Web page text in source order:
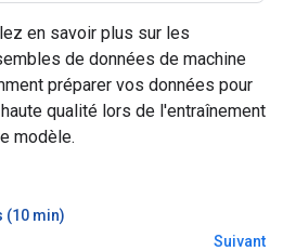
en savoir plus sur les
de données de machine
préparer vos données pour
qualité lors de l'entraînement
modèle.
(10 min)
Suivant